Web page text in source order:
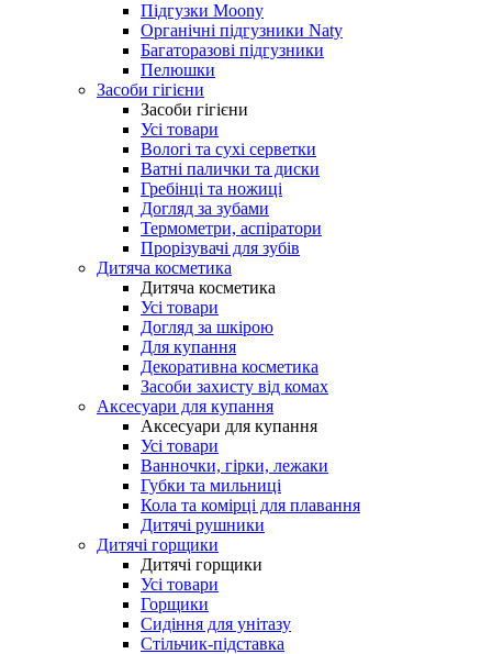
Підгузки Moony
Органічні підгузники Naty
Багаторазові підгузники
Пелюшки
Засоби гігієни
Засоби гігієни
Усі товари
Вологі та сухі серветки
Ватні палички та диски
Гребінці та ножиці
Догляд за зубами
Термометри, аспіратори
Прорізувачі для зубів
Дитяча косметика
Дитяча косметика
Усі товари
Догляд за шкірою
Для купання
Декоративна косметика
Засоби захисту від комах
Аксесуари для купання
Аксесуари для купання
Усі товари
Ванночки, гірки, лежаки
Губки та мильниці
Кола та комірці для плавання
Дитячі рушники
Дитячі горщики
Дитячі горщики
Усі товари
Горщики
Сидіння для унітазу
Стільчик-підставка